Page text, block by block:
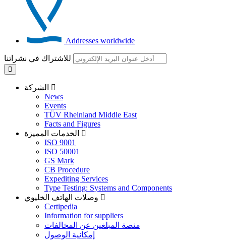
Addresses worldwide
News
Events
TÜV Rheinland Middle East
Facts and Figures
ISO 9001
ISO 50001
GS Mark
CB Procedure
Expediting Services
Type Testing: Systems and Components
Certipedia
Information for suppliers
منصة المبلغين عن المخالفات
إمكانية الوصول